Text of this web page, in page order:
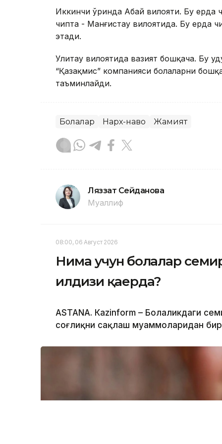
Иккинчи ўринда Абай вилояти. Бу ерда
чипта - Манғистау вилоятида. Бу ерда
этади.
Улитау вилоятида вазият бошқача. Бу
“Қазақмис” компанияси болаларни
таъминлайди.
Болалар Нарх-наво Жамият
Ляззат Сейданова
Муаллиф
08:00, 06 Август 2026
Нима учун болалар
илдизи қаерда?
ASTANА. Кazinform – Болаликдаги
соғлиқни сақлаш муаммоларидан